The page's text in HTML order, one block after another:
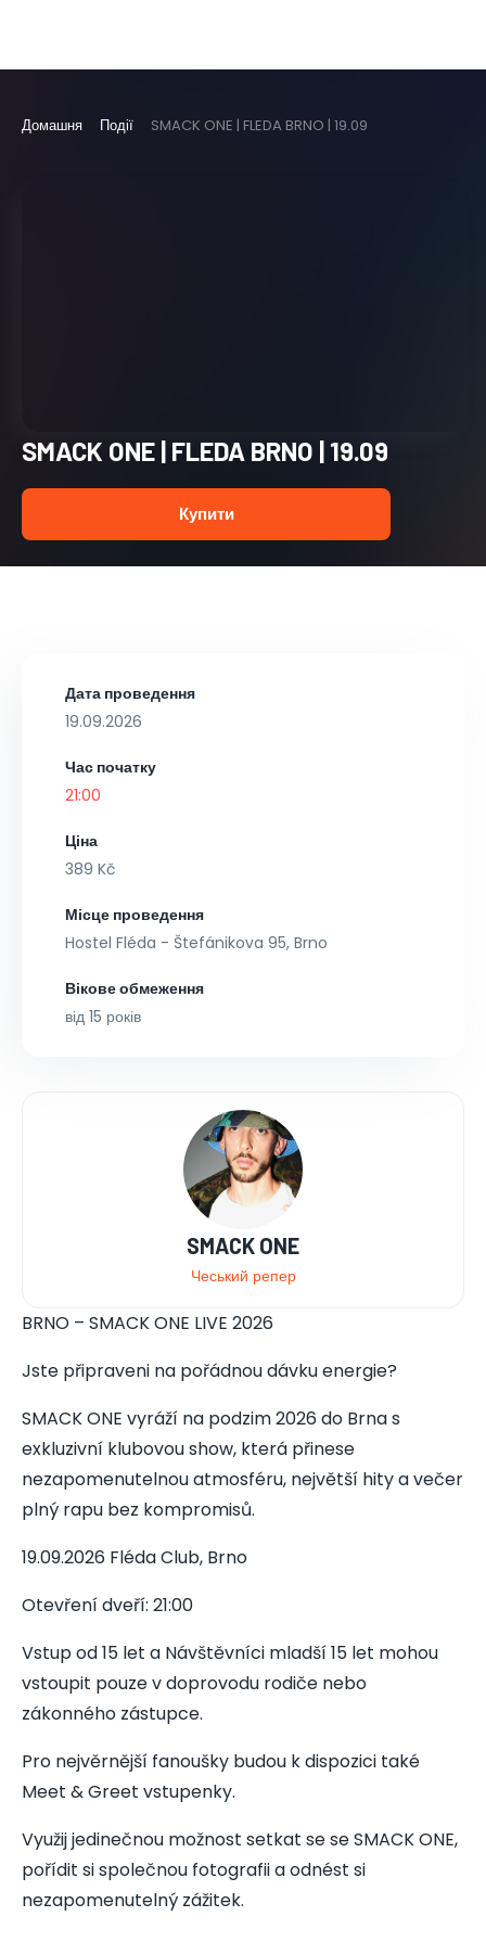
Домашня Події SMACK ONE | FLEDA BRNO | 19.09
SMACK ONE | FLEDA BRNO | 19.09
Купити
Дата проведення
19.09.2026
Час початку
21:00
Ціна
389 Kč
Місце проведення
Hostel Fléda - Štefánikova 95, Brno
Вікове обмеження
від 15 років
SMACK ONE
Чеський репер
BRNO – SMACK ONE LIVE 2026
Jste připraveni na pořádnou dávku energie?
SMACK ONE vyráží na podzim 2026 do Brna s
exkluzivní klubovou show, která přinese
nezapomenutelnou atmosféru, největší hity a večer
plný rapu bez kompromisů.
19.09.2026 Fléda Club, Brno
Otevření dveří: 21:00
Vstup od 15 let a Návštěvníci mladší 15 let mohou
vstoupit pouze v doprovodu rodiče nebo
zákonného zástupce.
Pro nejvěrnější fanoušky budou k dispozici také
Meet & Greet vstupenky.
Využij jedinečnou možnost setkat se se SMACK ONE,
pořídit si společnou fotografii a odnést si
nezapomenutelný zážitek.